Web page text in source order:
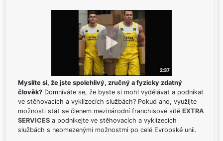
Myslíte si, že jste spolehlivý, zručný a fyzicky zdatný
člověk? Domníváte se, že byste si mohl vydělávat a podnikat
ve stěhovacích a vyklízecích službách? Pokud ano, využijte
možnosti stát se členem mezinárodní franchisové sítě EXTRA
SERVICES a podnikejte ve stěhovacích a vyklízecích
službách s neomezenými možnostmi po celé Evropské unii.